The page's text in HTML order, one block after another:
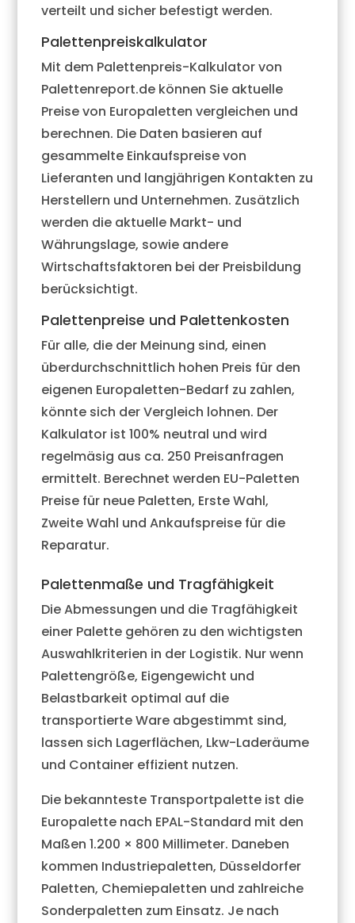
verteilt und sicher befestigt werden.
Palettenpreiskalkulator
Mit dem Palettenpreis-Kalkulator von
Palettenreport.de können Sie aktuelle
Preise von Europaletten vergleichen und
berechnen. Die Daten basieren auf
gesammelte Einkaufspreise von
Lieferanten und langjährigen Kontakten zu
Herstellern und Unternehmen. Zusätzlich
werden die aktuelle Markt- und
Währungslage, sowie andere
Wirtschaftsfaktoren bei der Preisbildung
berücksichtigt.
Palettenpreise und Palettenkosten
Für alle, die der Meinung sind, einen
überdurchschnittlich hohen Preis für den
eigenen Europaletten-Bedarf zu zahlen,
könnte sich der Vergleich lohnen. Der
Kalkulator ist 100% neutral und wird
regelmäsig aus ca. 250 Preisanfragen
ermittelt. Berechnet werden EU-Paletten
Preise für neue Paletten, Erste Wahl,
Zweite Wahl und Ankaufspreise für die
Reparatur.
Palettenmaße und Tragfähigkeit
Die Abmessungen und die Tragfähigkeit
einer Palette gehören zu den wichtigsten
Auswahlkriterien in der Logistik. Nur wenn
Palettengröße, Eigengewicht und
Belastbarkeit optimal auf die
transportierte Ware abgestimmt sind,
lassen sich Lagerflächen, Lkw-Laderäume
und Container effizient nutzen.
Die bekannteste Transportpalette ist die
Europalette nach EPAL-Standard mit den
Maßen 1.200 × 800 Millimeter. Daneben
kommen Industriepaletten, Düsseldorfer
Paletten, Chemiepaletten und zahlreiche
Sonderpaletten zum Einsatz. Je nach